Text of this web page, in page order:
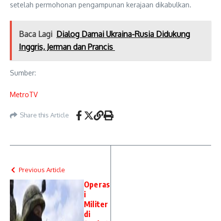
setelah permohonan pengampunan kerajaan dikabulkan.
Baca Lagi Dialog Damai Ukraina-Rusia Didukung
Inggris, Jerman dan Prancis
Sumber:
MetroTV
Share this Article
Previous Article
Operas
i
Militer
di